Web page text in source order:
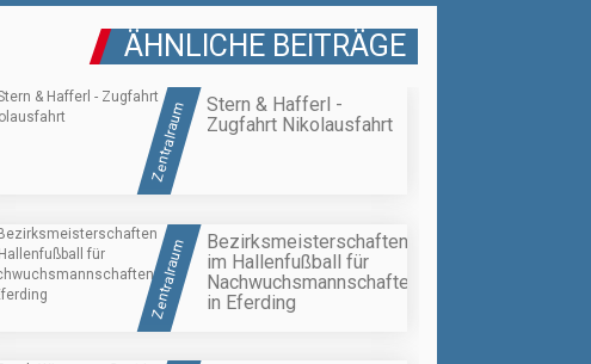
ÄHNLICHE BEITRÄGE
Zentralraum
Stern & Hafferl -
Zugfahrt Nikolausfahrt
Zentralraum
Bezirksmeisterschaften
im Hallenfußball für
Nachwuchsmannschaften
in Eferding